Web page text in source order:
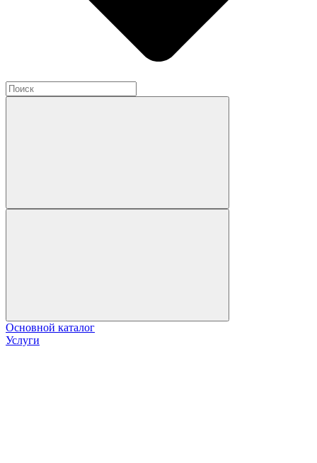
Основной каталог
Услуги